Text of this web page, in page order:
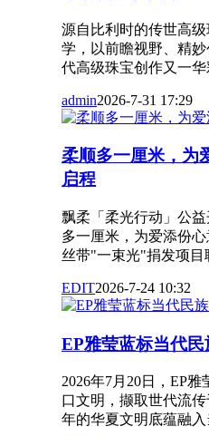
源自比利时的传世高
学，以前瞻视野、精
代高级珠宝创作又一华
admin2026-7-31 17:29
柔顺多一厘米，为
启程
飘柔「柔光行动」公
多一厘米，为爱添份
丝带"一束光"捐发项目
EDIT2026-7-24 10:32
EP雅莹蓝标当代
2026年7月20日，EP
口文明，撷取世代流
年的华夏文明底蕴融